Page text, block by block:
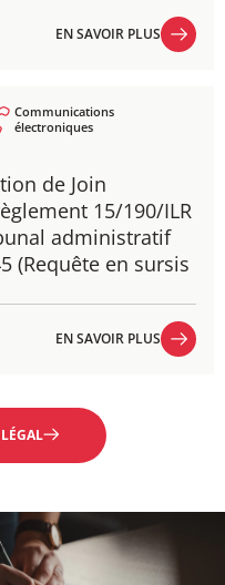
EN SAVOIR PLUS
de Join
15/190/ILR
administratif
(Requête en sursis
Communications
électroniques
EN SAVOIR PLUS